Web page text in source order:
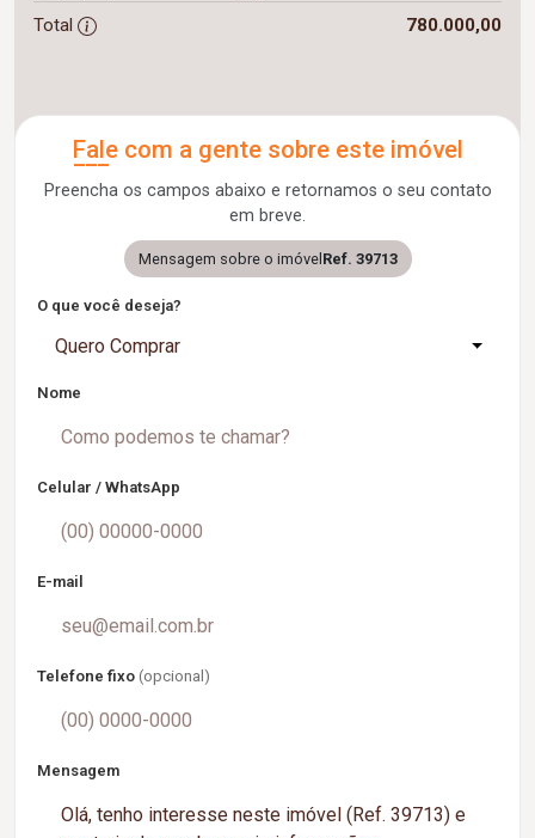
Total
780.000,00
Fale com a gente sobre este imóvel
Preencha os campos abaixo e retornamos o seu contato
em breve.
Mensagem sobre o imóvel Ref. 39713
O que você deseja?
Quero Comprar
Nome
Celular / WhatsApp
E-mail
Telefone fixo (opcional)
Mensagem